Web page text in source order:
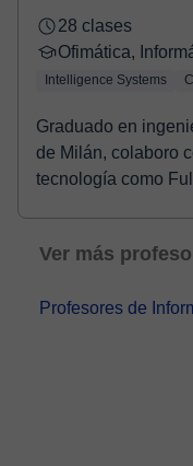
28 clases
Ofimática,
Intelligence Systems
Graduado en
de Milán, colaboro
tecnología como
Ver más
Profesores de